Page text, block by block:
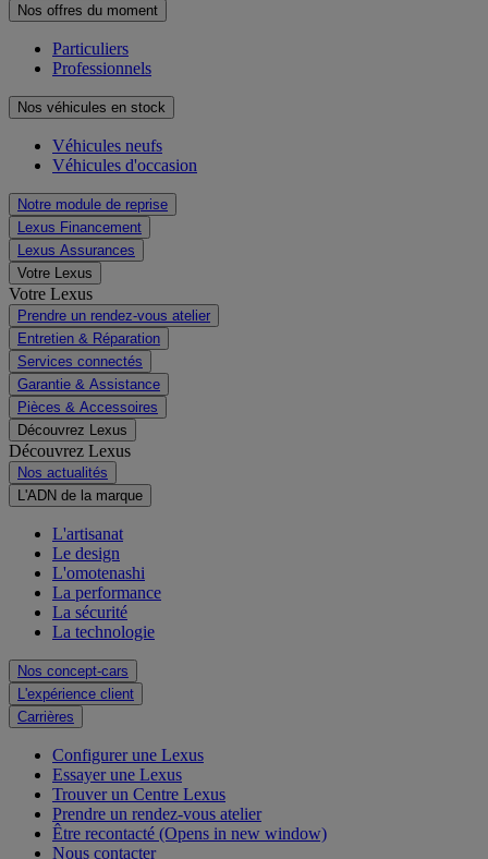
Nos offres du moment
Particuliers
Professionnels
Nos véhicules en stock
Véhicules neufs
Véhicules d'occasion
Notre module de reprise
Lexus Financement
Lexus Assurances
Votre Lexus
Votre Lexus
Prendre un rendez-vous atelier
Entretien & Réparation
Services connectés
Garantie & Assistance
Pièces & Accessoires
Découvrez Lexus
Découvrez Lexus
Nos actualités
L'ADN de la marque
L'artisanat
Le design
L'omotenashi
La performance
La sécurité
La technologie
Nos concept-cars
L'expérience client
Carrières
Configurer une Lexus
Essayer une Lexus
Trouver un Centre Lexus
Prendre un rendez-vous atelier
Être recontacté (Opens in new window)
Nous contacter